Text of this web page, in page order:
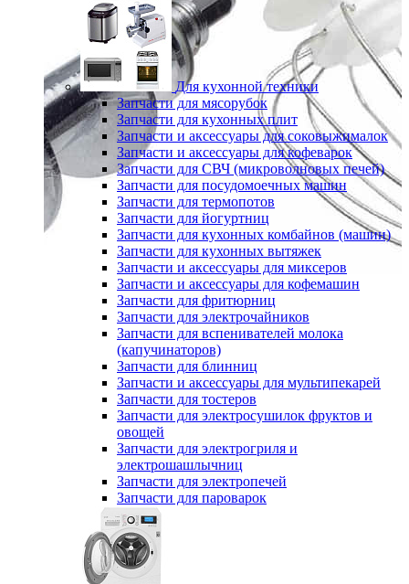
Для кухонной техники
Запчасти для мясорубок
Запчасти для кухонных плит
Запчасти и аксессуары для соковыжималок
Запчасти и аксессуары для кофеварок
Запчасти для СВЧ (микроволновых печей)
Запчасти для посудомоечных машин
Запчасти для термопотов
Запчасти для йогуртниц
Запчасти для кухонных комбайнов (машин)
Запчасти для кухонных вытяжек
Запчасти и аксессуары для миксеров
Запчасти и аксессуары для кофемашин
Запчасти для фритюрниц
Запчасти для электрочайников
Запчасти для вспенивателей молока
(капучинаторов)
Запчасти для блинниц
Запчасти и аксессуары для мультипекарей
Запчасти для тостеров
Запчасти для электросушилок фруктов и
овощей
Запчасти для электрогриля и
электрошашлычниц
Запчасти для электропечей
Запчасти для пароварок